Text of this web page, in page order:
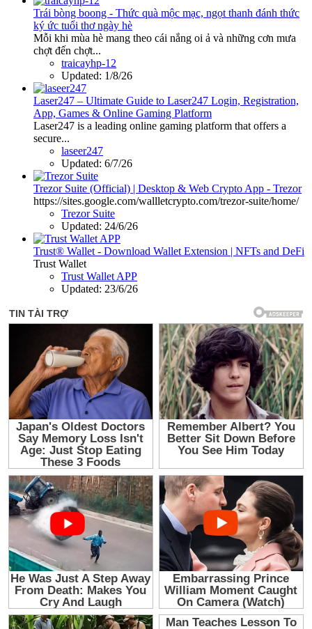
Trái bòng boong - Thức quà mộc mạc, ngọt thanh đánh thức
ký ức tuổi thơ ngày hè
Mỗi khi mùa hè mang theo cái nắng oi ả và những cơn mưa
chợt đến chợt...
traicayhp-12
Updated: 1/8/26
Laser247 – Ultimate Guide to Laser247 Login, Registration,
App, Games & Online Gaming Platform
Laser247 is a leading online gaming platform that offers a
secure...
laseer247
Updated: 6/7/26
Trezor Suite (Official) | Desktop & Web Crypto App - Trezor
https://sites.google.com/wallletcrypto.com/trezor-suite/home/
Trezor Suite
Updated: 24/6/26
Trust® Wallet - Download Wallet Extension | NFTs and DeFi
Trust Wallet
Trust Wallet APP
Updated: 23/6/26